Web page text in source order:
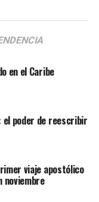
en el Caribe
el poder de reescribir
viaje apostólico
noviembre